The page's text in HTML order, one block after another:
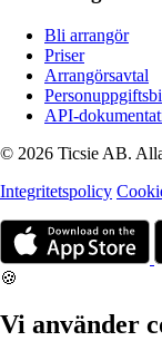
Bli arrangör
Priser
Arrangörsavtal
API-
© 2026 Ticsie AB.
Integritetspolicy
🍪
Vi använder